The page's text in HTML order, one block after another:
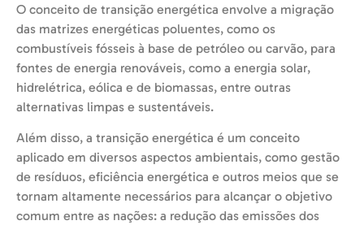
O conceito de transição energética envolve a migração
das matrizes energéticas poluentes, como os
combustíveis fósseis à base de petróleo ou carvão, para
fontes de energia renováveis, como a energia solar,
hidrelétrica, eólica e de biomassas, entre outras
alternativas limpas e sustentáveis.
Além disso, a transição energética é um conceito
aplicado em diversos aspectos ambientais, como gestão
de resíduos, eficiência energética e outros meios que se
tornam altamente necessários para alcançar o objetivo
comum entre as nações: a redução das emissões dos